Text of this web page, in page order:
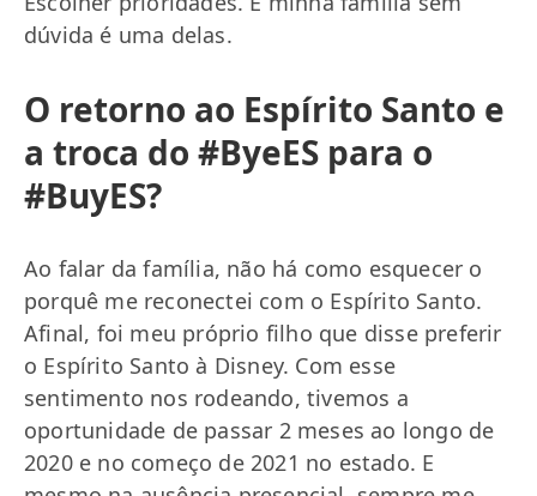
dúvida é uma delas.
O retorno ao Espírito Santo e
a troca do #ByeES para o
#BuyES?
Ao falar da família, não há como esquecer o
porquê me reconectei com o Espírito Santo.
Afinal, foi meu próprio filho que disse preferir
o Espírito Santo à Disney. Com esse
sentimento nos rodeando, tivemos a
oportunidade de passar 2 meses ao longo de
2020 e no começo de 2021 no estado. E